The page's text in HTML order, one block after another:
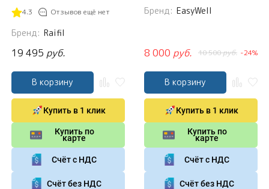
4.3 Отзывов ещё нет
Бренд: Raifil
19 495 руб.
В корзину
Купить в 1 клик
Купить по
карте
Счёт с НДС
Счёт без НДС
Бренд: EasyWell
8 000 руб. 10 500руб. -24%
В корзину
Купить в 1 клик
Купить по
карте
Счёт с НДС
Счёт без НДС